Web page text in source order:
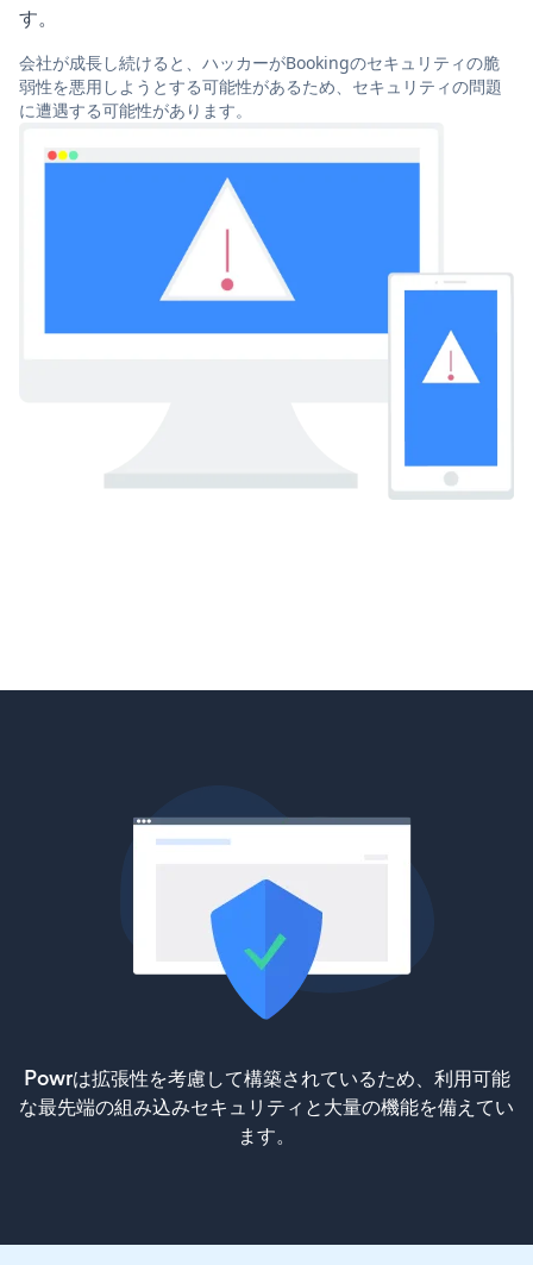
す。
会社が成長し続けると、ハッカーがBookingのセキュリティの脆
弱性を悪用しようとする可能性があるため、セキュリティの問題
に遭遇する可能性があります。
Powrは拡張性を考慮して構築されているため、利用可能
な最先端の組み込みセキュリティと大量の機能を備えてい
ます。